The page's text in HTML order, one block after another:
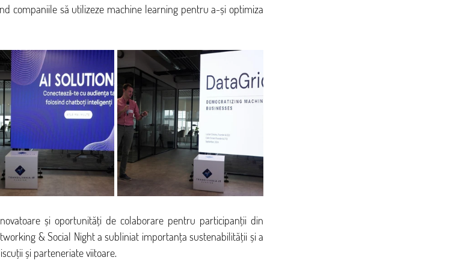
companiile să utilizeze machine learning pentru a-și optimiza
și oportunități de colaborare pentru participanții din
& Social Night a subliniat importanța sustenabilității și a
și parteneriate viitoare.